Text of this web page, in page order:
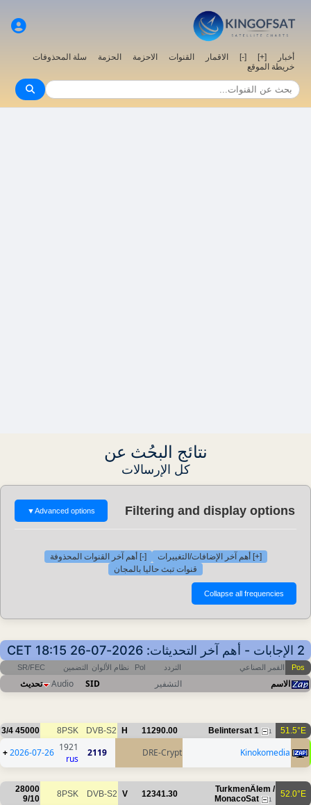
أخبار [+]
[-] الاقمار القنوات الاحزمة الحزمة
سلة المحذوفات
خريطة الموقع
نتائج البحُث عن
كل الإرسالات
Filtering and display options
Advanced options
▼
[+] أهم آخر الإضافات/التغييرات
[-] أهم آخر القنوات المحذوفة
قنوات تبث حاليا بالمجان
2 الإجابات - أهم آخر التحديثات: 2026-07-26 18:15 CET
Pos القمر الصناعي التردد Pol نظام الألوان التضمين SR/FEC
الاسم التشفير SID
Audio تحديث
51.5°E
Belintersat 1 1
11290.00
H
DVB-S2
8PSK
45000
3/4
Kinokomedia
DRE-Crypt
2119
1921
rus
2026-07-26
+
52.0°E
TurkmenÄlem /
MonacoSat
1
12341.30
V
DVB-S2
8PSK
28000
9/10